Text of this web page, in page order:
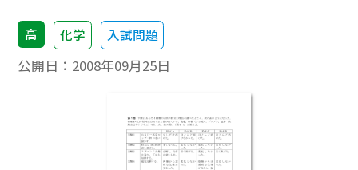
高 化学 入試問題
公開日： 2008年09月25日